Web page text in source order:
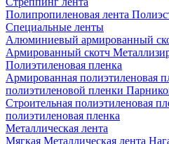
Полипропиленовая лента
Специальные ленты
Алюминиевый армированный
Армированный скотч
Полиэтиленовая пленка
Армированная полиэтиленовая
полиэтиленовой пленки
Строительная полиэтиленовая
полиэтиленовая пленка
Металлическая лента
Мягкая Металлическая лента